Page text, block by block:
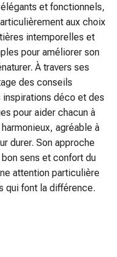
et fonctionnels,
aux choix
intemporelles et
pour améliorer son
À travers ses
des conseils
déco et des
pour aider chacun à
agréable à
durer. Son approche
sens et confort du
attention particulière
qui font la différence.